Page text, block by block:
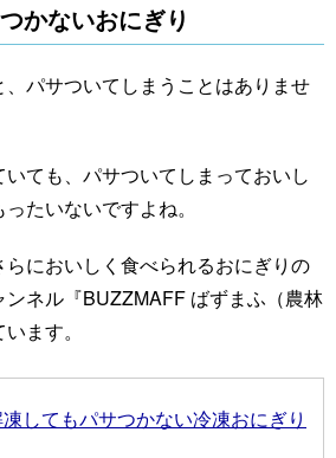
かないおにぎり
パサついてしまうことはありませ
ても、パサついてしまっておいし
たいないですよね。
においしく食べられるおにぎりの
ンネル『BUZZMAFF ばずまふ（農林
ます。
してもパサつかない冷凍おにぎり